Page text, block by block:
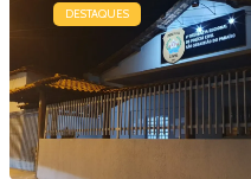
DESTAQUES